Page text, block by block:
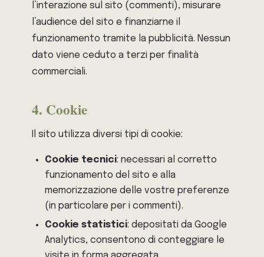
l’interazione sul sito (commenti), misurare
l’audience del sito e finanziarne il
funzionamento tramite la pubblicità. Nessun
dato viene ceduto a terzi per finalità
commerciali.
4. Cookie
Il sito utilizza diversi tipi di cookie:
Cookie tecnici: necessari al corretto
funzionamento del sito e alla
memorizzazione delle vostre preferenze
(in particolare per i commenti).
Cookie statistici: depositati da Google
Analytics, consentono di conteggiare le